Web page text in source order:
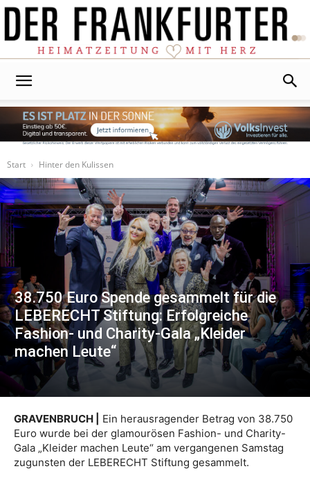
Start
Hinter den Kulissen
38.750 Euro Spende gesammelt für die
LEBERECHT Stiftung: Erfolgreiche
Fashion- und Charity-Gala „Kleider
machen Leute“
GRAVENBRUCH |
Ein herausragender Betrag von 38.750
Euro wurde bei der glamourösen Fashion- und Charity-
Gala „Kleider machen Leute“ am vergangenen Samstag
zugunsten der LEBERECHT Stiftung gesammelt.